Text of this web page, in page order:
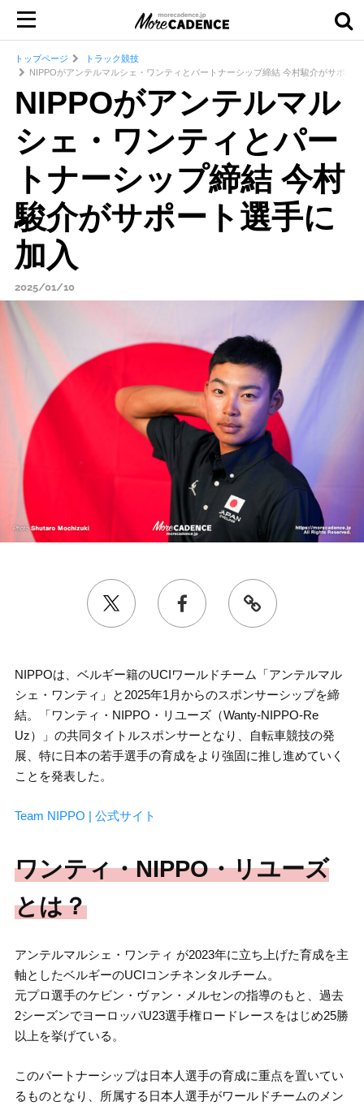
トップページ
トラック競技
NIPPOがアンテルマルシェ・ワンティとパートナーシップ締結 今村駿介がサポー
NIPPOがアンテルマル
シェ・ワンティとパー
トナーシップ締結 今村
駿介がサポート選手に
加入
2025/01/10
NIPPOは、ベルギー籍のUCIワールドチーム「アンテルマル
シェ・ワンティ」と2025年1月からのスポンサーシップを締
結。「ワンティ・NIPPO・リユーズ（Wanty-NIPPO-Re
Uz）」の共同タイトルスポンサーとなり、自転車競技の発
展、特に日本の若手選手の育成をより強固に推し進めていく
ことを発表した。
Team NIPPO | 公式サイト
ワンティ・NIPPO・リユーズ
とは？
アンテルマルシェ・ワンティ が2023年に立ち上げた育成を主
軸としたベルギーのUCIコンチネンタルチーム。
元プロ選手のケビン・ヴァン・メルセンの指導のもと、過去
2シーズンでヨーロッパU23選手権ロードレースをはじめ25勝
以上を挙げている。
このパートナーシップは日本人選手の育成に重点を置いてい
るものとなり、所属する日本人選手がワールドチームのメン